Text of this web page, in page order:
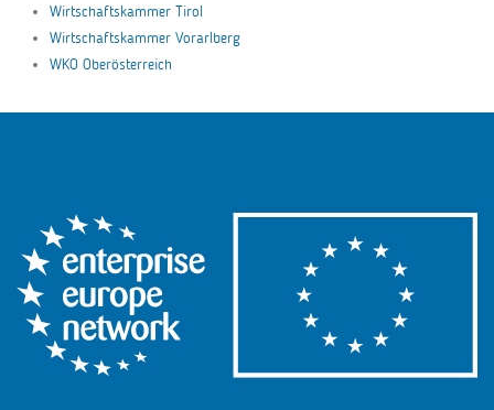
Wirtschaftskammer Tirol
Wirtschaftskammer Vorarlberg
WKO Oberösterreich